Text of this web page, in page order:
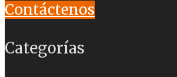
Contáctenos
Categorías